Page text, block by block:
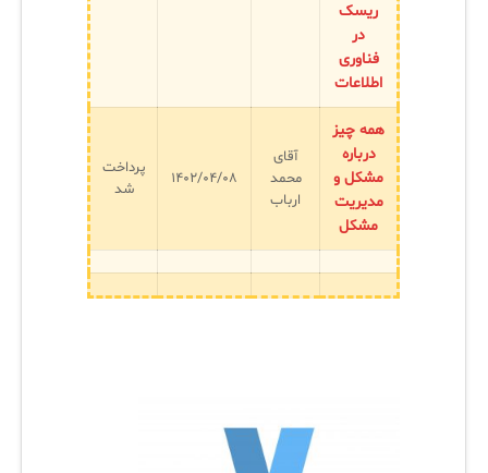
ریسک
در
فناوری
اطلاعات
همه چیز
درباره
مشکل و
مدیریت
مشکل
آقای
محمد
ارباب
۱۴۰۲/۰۴/۰۸
پرداخت
شد